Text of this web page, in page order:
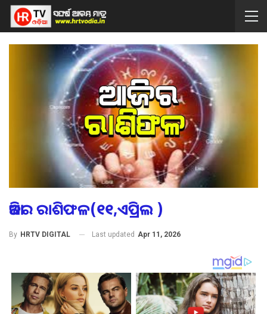
ଆଜିର ରାଶିଫଳ(୧୧,ଏପ୍ରିଲ )
By HRTV DIGITAL Last updated Apr 11, 2026